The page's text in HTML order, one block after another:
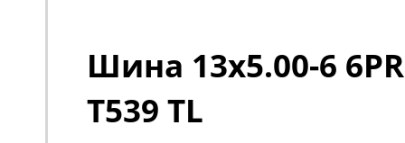
Шина 13x5.00-6
T539 TL